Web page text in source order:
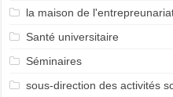
la maison de
Santé universitaire
Séminaires
sous-direction des activités